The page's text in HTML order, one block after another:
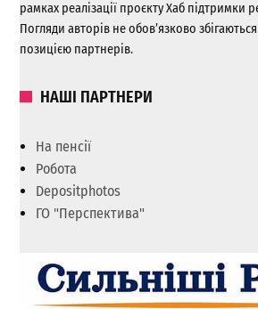
рамках реалізації проєкту Хаб підтримки
Погляди авторів не обов’язково
позицією партнерів.
НАШІ ПАРТНЕРИ
На пенсії
Робота
Depositphotos
ГО "Перспектива"